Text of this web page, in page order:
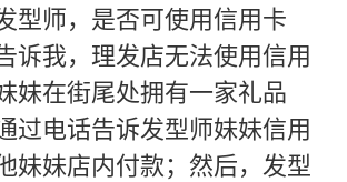
型师，是否可使用信用卡
诉我，理发店无法使用信用
妹在街尾处拥有一家礼品
过电话告诉发型师妹妹信用
妹妹店内付款；然后，发型